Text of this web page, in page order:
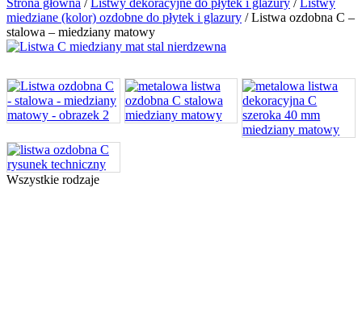
miedziane (kolor) ozdobne do płytek i glazury / Listwa ozdobna C –
stalowa – miedziany matowy
Wszystkie rodzaje